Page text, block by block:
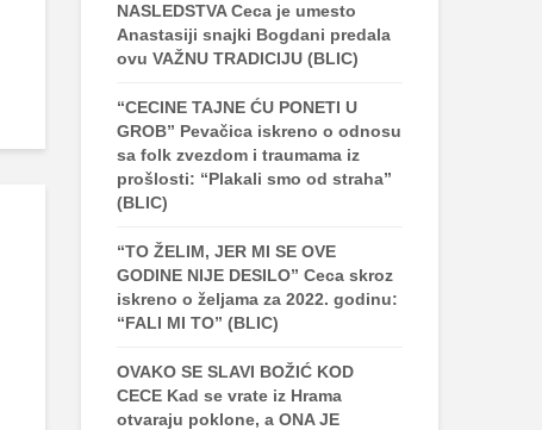
NASLEDSTVA Ceca je umesto
Anastasiji snajki Bogdani predala
ovu VAŽNU TRADICIJU (BLIC)
“CECINE TAJNE ĆU PONETI U
GROB” Pevačica iskreno o odnosu
sa folk zvezdom i traumama iz
prošlosti: “Plakali smo od straha”
(BLIC)
“TO ŽELIM, JER MI SE OVE
GODINE NIJE DESILO” Ceca skroz
iskreno o željama za 2022. godinu:
“FALI MI TO” (BLIC)
OVAKO SE SLAVI BOŽIĆ KOD
CECE Kad se vrate iz Hrama
otvaraju poklone, a ONA JE